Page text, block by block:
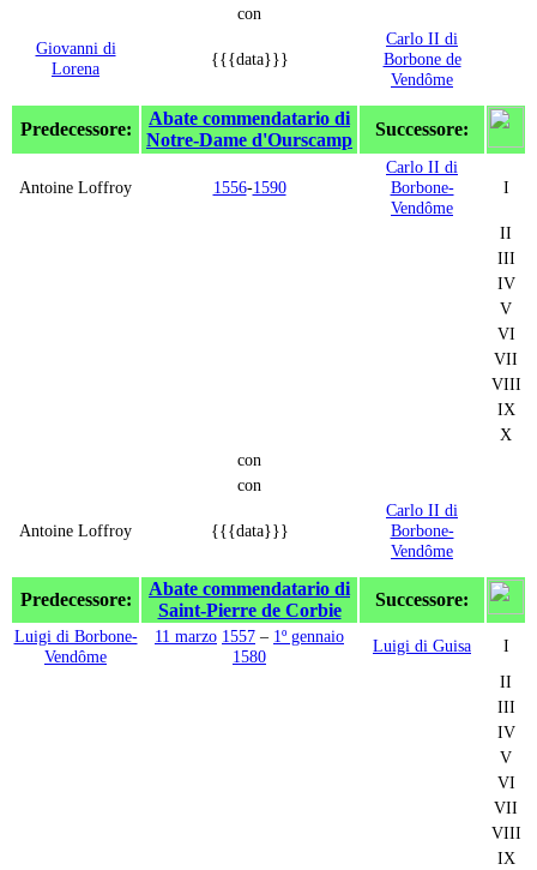
con
Giovanni di
Lorena
{{{data}}}
Carlo II di
Borbone de
Vendôme
Predecessore:
Abate commendatario di
Notre-Dame d'Ourscamp
Successore:
Antoine Loffroy 1556-1590
Carlo II di
Borbone-
Vendôme
I
II
III
IV
V
VI
VII
VIII
IX
X
con
con
Antoine Loffroy {{{data}}}
Carlo II di
Borbone-
Vendôme
Predecessore:
Abate commendatario di
Saint-Pierre de Corbie
Successore:
Luigi di Borbone-
Vendôme
11 marzo 1557 – 1º gennaio
1580
Luigi di Guisa
I
II
III
IV
V
VI
VII
VIII
IX